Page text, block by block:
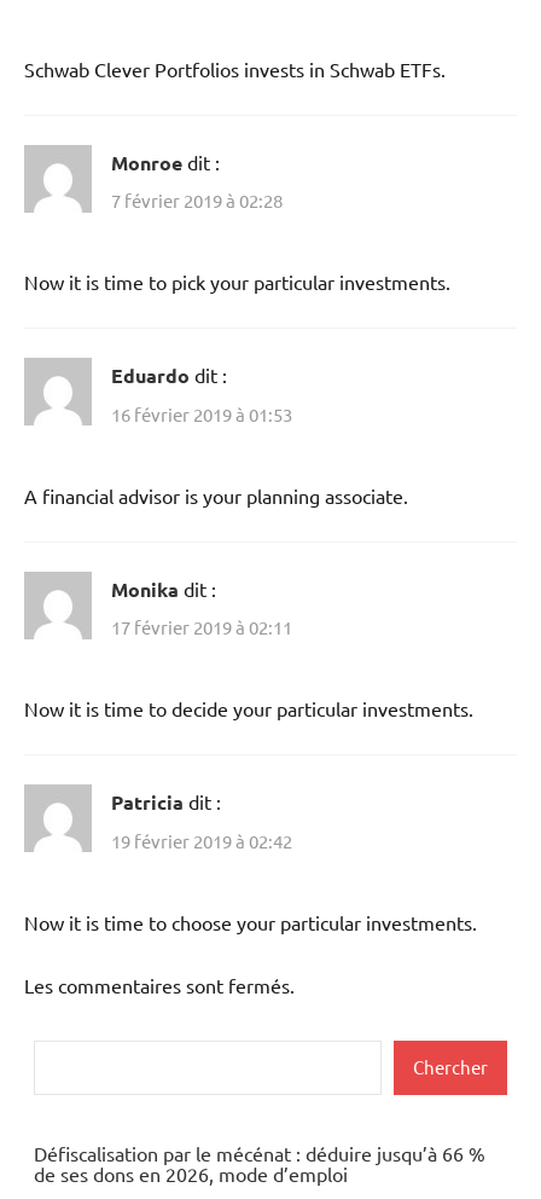
Schwab Clever Portfolios invests in Schwab ETFs.
Monroe dit :
7 février 2019 à 02:28
Now it is time to pick your particular investments.
Eduardo dit :
16 février 2019 à 01:53
A financial advisor is your planning associate.
Monika dit :
17 février 2019 à 02:11
Now it is time to decide your particular investments.
Patricia dit :
19 février 2019 à 02:42
Now it is time to choose your particular investments.
Les commentaires sont fermés.
Chercher
Défiscalisation par le mécénat : déduire jusqu’à 66 %
de ses dons en 2026, mode d’emploi